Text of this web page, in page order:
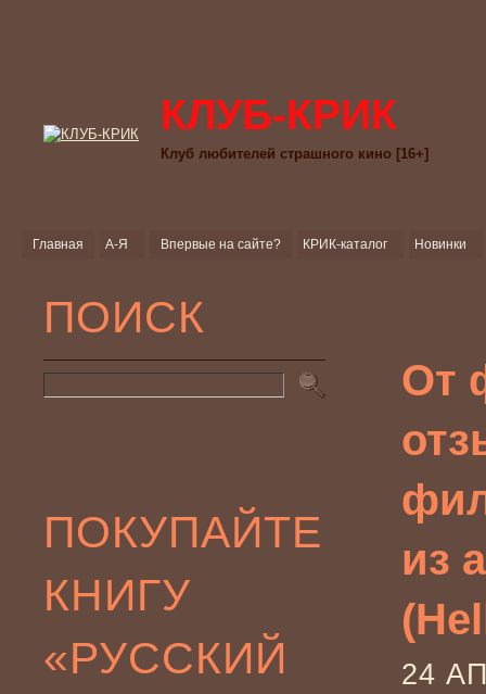
КЛУБ-КРИК
Клуб любителей страшного кино [16+]
Главная А-Я Впервые на сайте? КРИК-каталог Новинки
ПОИСК
ПОКУПАЙТЕ
КНИГУ
«РУССКИЙ
От
из
24